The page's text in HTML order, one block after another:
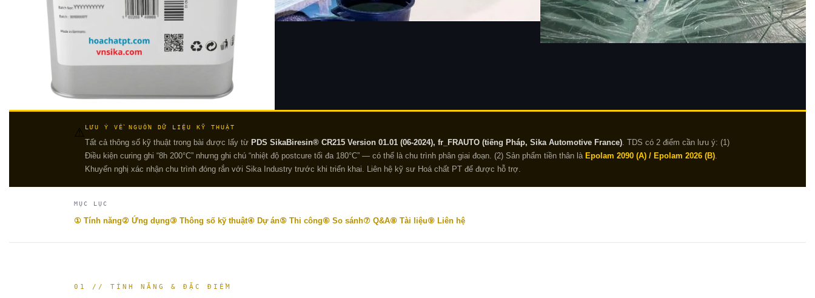
LƯU Ý VỀ NGUỒN DỮ LIỆU KỸ THUẬT
Tất cả thông số kỹ thuật trong bài được lấy từ PDS SikaBiresin® CR215 Version 01.01 (06-2024), fr_FRAUTO (tiếng Pháp, Sika Automotive France) . TDS có 2 điểm cần lưu ý: (1)
Điều kiện curing ghi “8h 200°C” nhưng ghi chú “nhiệt độ postcure tối đa 180°C” — có thể là chu trình phân giai đoạn. (2) Sản phẩm tiền thân là Epolam 2090 (A) / Epolam 2026 (B)
Khuyến nghị xác nhận chu trình đóng rắn với Sika Industry trước khi triển khai. Liên hệ kỹ sư Hoá chất PT để được hỗ trợ.
MỤC LỤC
① Tính năng② Ứng dụng③ Thông số kỹ thuật④ Dự án⑤ Thi công⑥ So sánh⑦ Q&A⑧ Tài liệu⑨ Liên hệ
01 // TÍNH NĂNG & ĐẶC ĐIỂM